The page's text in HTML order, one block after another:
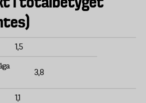
1,5
3,8
1,1